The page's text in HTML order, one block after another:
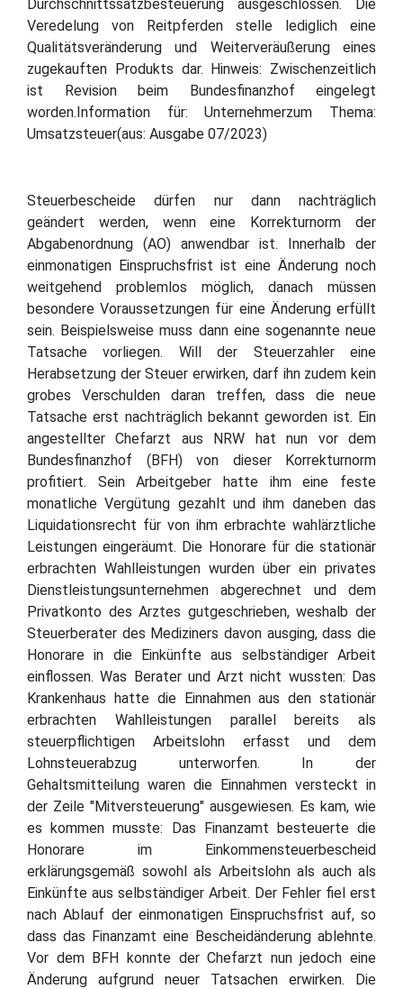
Durchschnittssatzbesteuerung ausgeschlossen. Die
Veredelung von Reitpferden stelle lediglich eine
Qualitätsveränderung und Weiterveräußerung eines
zugekauften Produkts dar. Hinweis: Zwischenzeitlich
ist Revision beim Bundesfinanzhof eingelegt
worden.Information für: Unternehmerzum Thema:
Umsatzsteuer(aus: Ausgabe 07/2023)
Steuerbescheide dürfen nur dann nachträglich
geändert werden, wenn eine Korrekturnorm der
Abgabenordnung (AO) anwendbar ist. Innerhalb der
einmonatigen Einspruchsfrist ist eine Änderung noch
weitgehend problemlos möglich, danach müssen
besondere Voraussetzungen für eine Änderung erfüllt
sein. Beispielsweise muss dann eine sogenannte neue
Tatsache vorliegen. Will der Steuerzahler eine
Herabsetzung der Steuer erwirken, darf ihn zudem kein
grobes Verschulden daran treffen, dass die neue
Tatsache erst nachträglich bekannt geworden ist. Ein
angestellter Chefarzt aus NRW hat nun vor dem
Bundesfinanzhof (BFH) von dieser Korrekturnorm
profitiert. Sein Arbeitgeber hatte ihm eine feste
monatliche Vergütung gezahlt und ihm daneben das
Liquidationsrecht für von ihm erbrachte wahlärztliche
Leistungen eingeräumt. Die Honorare für die stationär
erbrachten Wahlleistungen wurden über ein privates
Dienstleistungsunternehmen abgerechnet und dem
Privatkonto des Arztes gutgeschrieben, weshalb der
Steuerberater des Mediziners davon ausging, dass die
Honorare in die Einkünfte aus selbständiger Arbeit
einflossen. Was Berater und Arzt nicht wussten: Das
Krankenhaus hatte die Einnahmen aus den stationär
erbrachten Wahlleistungen parallel bereits als
steuerpflichtigen Arbeitslohn erfasst und dem
Lohnsteuerabzug unterworfen. In der
Gehaltsmitteilung waren die Einnahmen versteckt in
der Zeile "Mitversteuerung" ausgewiesen. Es kam, wie
es kommen musste: Das Finanzamt besteuerte die
Honorare im Einkommensteuerbescheid
erklärungsgemäß sowohl als Arbeitslohn als auch als
Einkünfte aus selbständiger Arbeit. Der Fehler fiel erst
nach Ablauf der einmonatigen Einspruchsfrist auf, so
dass das Finanzamt eine Bescheidänderung ablehnte.
Vor dem BFH konnte der Chefarzt nun jedoch eine
Änderung aufgrund neuer Tatsachen erwirken. Die